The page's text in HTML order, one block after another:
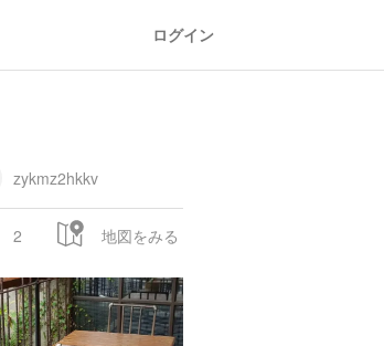
ログイン
zykmz2hkkv
2 地図をみる